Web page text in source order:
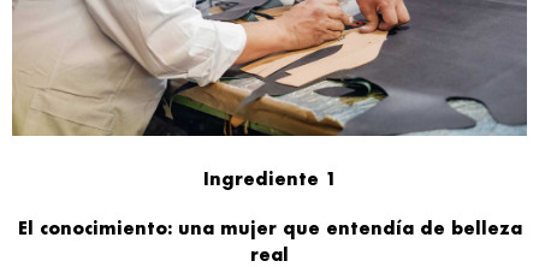
Ingrediente 1
El conocimiento: una mujer que entendía de belleza
real